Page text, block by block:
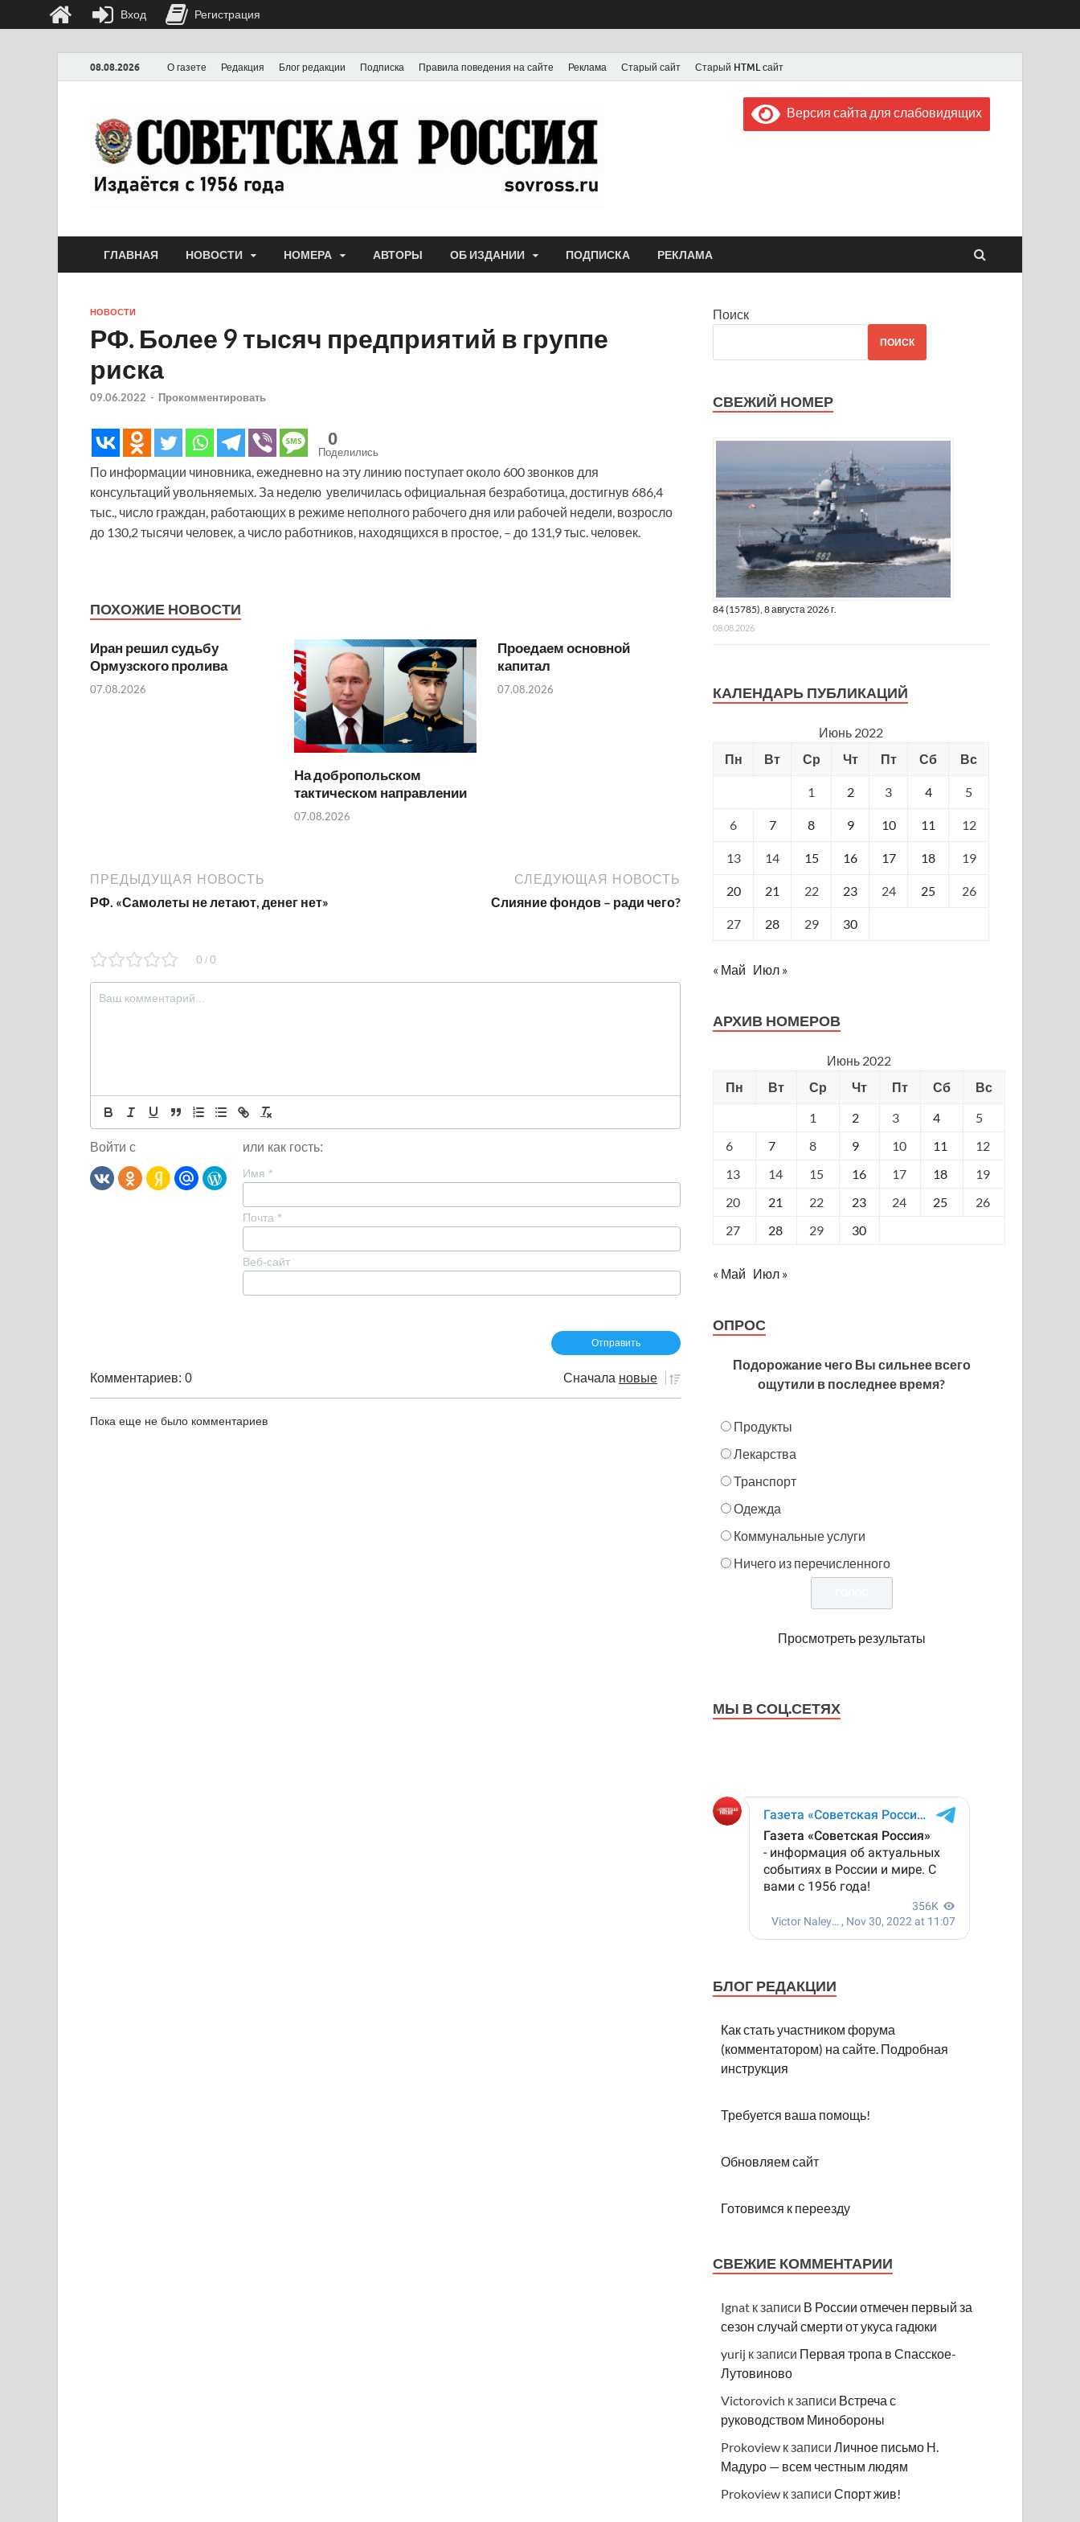
08.08.2026 О газете Редакция Блог редакции Подписка Правила поведения на сайте Реклама Старый сайт Старый HTML сайт
Газета "Советская Россия"
Выпускается с июля 1956 года
Версия сайта для слабовидящих
ГЛАВНАЯ НОВОСТИ НОМЕРА АВТОРЫ ОБ ИЗДАНИИ ПОДПИСКА РЕКЛАМА
НОВОСТИ
РФ. Более 9 тысяч предприятий в группе
риска
09.06.2022 - Прокомментировать
0
Поделились
По информации чиновника, ежедневно на эту линию поступает около 600 звонков для
консультаций увольняемых. За неделю увеличилась официальная безработица, достигнув 686,4
тыс., число граждан, работающих в режиме неполного рабочего дня или рабочей недели, возросло
до 130,2 тысячи человек, а число работников, находящихся в простое, – до 131,9 тыс. человек.
ПОХОЖИЕ НОВОСТИ
Иран решил судьбу
Ормузского пролива
07.08.2026
На добропольском
тактическом направлении
07.08.2026
Проедаем основной
капитал
07.08.2026
ПРЕДЫДУЩАЯ НОВОСТЬ
РФ. «Самолеты не летают, денег нет»
СЛЕДУЮЩАЯ НОВОСТЬ
Слияние фондов – ради чего?
0 / 0
Войти с или как гость:
Имя *
Почта *
Веб-сайт
Комментариев: 0 Сначала новые
Пока еще не было комментариев
Поиск
ПОИСК
СВЕЖИЙ НОМЕР
84 (15785), 8 августа 2026 г.
08.08.2026
КАЛЕНДАРЬ ПУБЛИКАЦИЙ
Июнь 2022
Пн
Вт Ср Чт Пт Сб Вс
1 2 3 4 5
6 7 8 9 10 11 12
13 14 15 16 17 18 19
20 21 22 23 24 25 26
27 28 29 30
« Май Июл »
АРХИВ НОМЕРОВ
Июнь 2022
Пн
Вт Ср Чт Пт Сб
Вс
1
2 3 4
5
6
7 8 9 10 11
12
13
14 15 16 17 18
19
20
21 22 23 24 25
26
27
28 29 30
« Май Июл »
ОПРОС
Подорожание чего Вы сильнее всего
ощутили в последнее время?
Продукты
Лекарства
Транспорт
Одежда
Коммунальные услуги
Ничего из перечисленного
Просмотреть результаты
МЫ В СОЦ.СЕТЯХ
БЛОГ РЕДАКЦИИ
Как стать участником форума
(комментатором) на сайте. Подробная
инструкция
Требуется ваша помощь!
Обновляем сайт
Готовимся к переезду
СВЕЖИЕ КОММЕНТАРИИ
Ignat к записи В России отмечен первый за
сезон случай смерти от укуса гадюки
yurij к записи Первая тропа в Спасское-
Лутовиново
Victorovich к записи Встреча с
руководством Минобороны
Prokoview к записи Личное письмо Н.
Мадуро — всем честным людям
Prokoview к записиСпорт жив!
Вход Регистрация